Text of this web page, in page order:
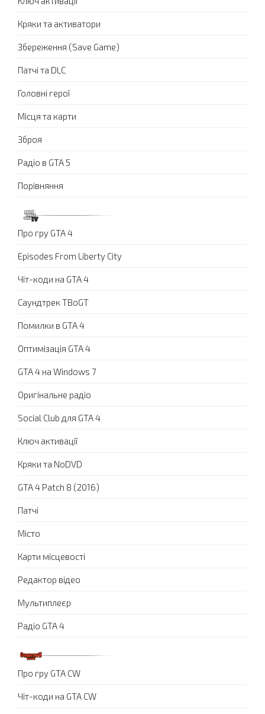
Кряки та активатори
Збереження (Save Game)
Патчі та DLC
Головні герої
Місця та карти
Зброя
Радіо в GTA 5
Порівняння
Про гру GTA 4
Episodes From Liberty City
Чіт-коди на GTA 4
Саундтрек TBoGT
Помилки в GTA 4
Оптимізація GTA 4
GTA 4 на Windows 7
Оригінальне радіо
Social Club для GTA 4
Ключ активації
Кряки та NoDVD
GTA 4 Patch 8 (2016)
Патчі
Місто
Карти місцевості
Редактор відео
Мультиплеєр
Радіо GTA 4
Про гру GTA CW
Чіт-коди на GTA CW